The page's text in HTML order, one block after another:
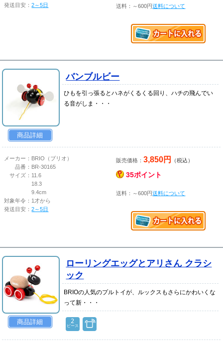
発送目安：2～5日 送料：～600円送料について
商品詳細
バンブルビー
ひもを引っ張るとハネがくるくる回り、ハチの飛んでい
る音がしま・・・
メーカー： BRIO（ブリオ）
品番： BR-30165
サイズ： 11.6
18.3
9.4cm
対象年令： 1才から
発送目安：2～5日
販売価格：3,850円 （税込）
35ポイント
送料：～600円送料について
商品詳細
ローリングエッグとアリさん クラシ
ック
BRIOの人気のプルトイが、ルックスもさらにかわいくな
って新・・・
2
ピース